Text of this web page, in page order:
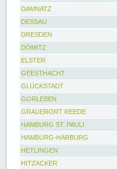
DAMNATZ
DESSAU
DRESDEN
DÖMITZ
ELSTER
GEESTHACHT
GLÜCKSTADT
GORLEBEN
GRAUERORT REEDE
HAMBURG ST. PAULI
HAMBURG-HARBURG
HETLINGEN
HITZACKER